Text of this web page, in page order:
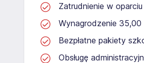
Zatrudnienie w
Wynagrodzenie 35,00
Bezpłatne pakiety
Obsługę